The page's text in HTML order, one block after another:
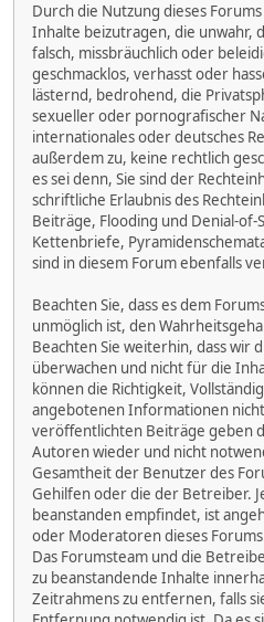
Durch die Nutzung dieses
Inhalte beizutragen, die unwahr,
falsch, missbräuchlich oder
geschmacklos, verhasst oder
lästernd, bedrohend, die
sexueller oder pornografischer
internationales oder deutsches
außerdem zu, keine rechtlich
es sei denn, Sie sind der
schriftliche Erlaubnis des
Beiträge, Flooding und Denial-
Kettenbriefe,
sind in diesem Forum ebenfalls
Beachten Sie, dass es dem
unmöglich ist, den
Beachten Sie weiterhin, dass wir
überwachen und nicht für die
können die Richtigkeit,
angebotenen Informationen
veröffentlichten Beiträge geben
Autoren wieder und nicht
Gesamtheit der Benutzer des
Gehilfen oder die der Betreiber.
beanstanden empfindet, ist
oder Moderatoren dieses
Das Forumsteam und die
zu beanstandende Inhalte
Zeitrahmens zu entfernen, falls